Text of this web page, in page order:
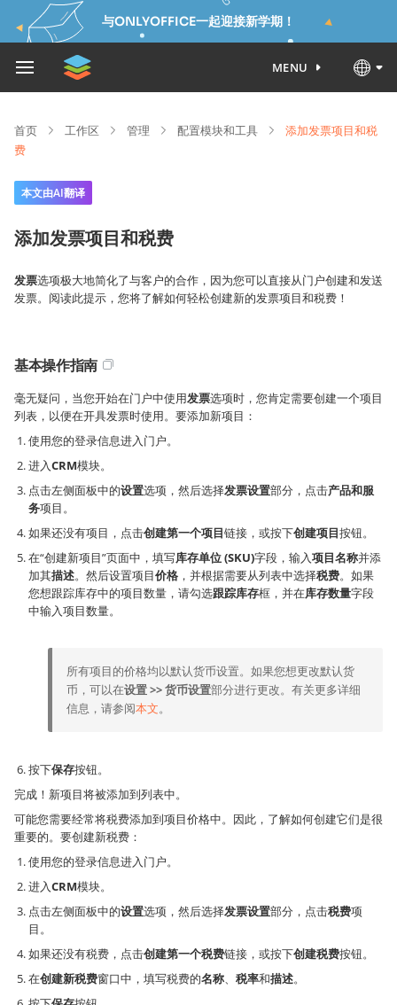
与ONLYOFFICE一起迎接新学期！
MENU
首页 工作区 管理 配置模块和工具
添加发票项目和税
费
本文由AI翻译
添加发票项目和税费
发票选项极大地简化了与客户的合作，因为您可以直接从门户创建和发送
发票。阅读此提示，您将了解如何轻松创建新的发票项目和税费！
基本操作指南
毫无疑问，当您开始在门户中使用发票选项时，您肯定需要创建一个项目
列表，以便在开具发票时使用。要添加新项目：
使用您的登录信息进入门户。
进入CRM模块。
点击左侧面板中的设置选项，然后选择发票设置部分，点击产品和服
务项目。
如果还没有项目，点击创建第一个项目链接，或按下创建项目按钮。
在“创建新项目”页面中，填写库存单位 (SKU)字段，输入项目名称并添
加其描述。然后设置项目价格 ，并根据需要从列表中选择税费。如果
您想跟踪库存中的项目数量，请勾选跟踪库存框，并在库存数量字段
中输入项目数量。
所有项目的价格均以默认货币设置。如果您想更改默认货
币，可以在设置 >> 货币设置部分进行更改。有关更多详细
信息，请参阅本文。
按下保存按钮。
完成！新项目将被添加到列表中。
可能您需要经常将税费添加到项目价格中。因此，了解如何创建它们是很
重要的。要创建新税费：
使用您的登录信息进入门户。
进入CRM模块。
点击左侧面板中的设置选项，然后选择发票设置部分，点击税费项
目。
如果还没有税费，点击创建第一个税费链接，或按下创建税费按钮。
在创建新税费窗口中，填写税费的名称、 税率和描述。